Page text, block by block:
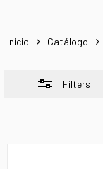
Inicio Catálogo
Filters